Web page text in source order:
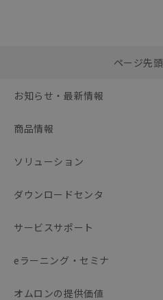
括ダウンロ
ページ先
お知らせ・最新情報
商品情報
ソリューション
ダウンロードセンタ
サービスサポート
eラーニング・セミナ
オムロンの提供価値